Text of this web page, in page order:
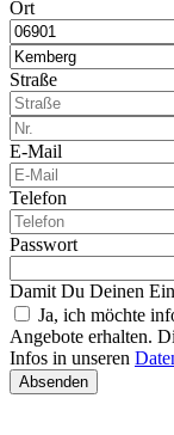
Ort
Straße
E-Mail
Telefon
Passwort
Damit Du Deinen
Ja, ich möchte
Angebote erhalten.
Infos in unseren
Absenden